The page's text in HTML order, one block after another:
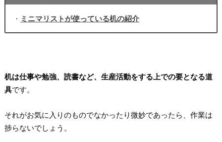
・ ミニマリストが使っている机の紹介
机は仕事や勉強、読書など、生産活動をする上での要となる道
具です。
それがお気に入りのものでなかったり微妙であったら、作業は
捗らないでしょう。